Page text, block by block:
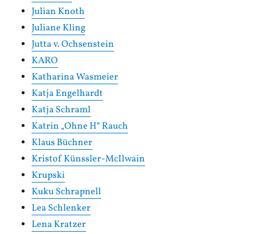
Julian Knoth
Juliane Kling
Jutta v. Ochsenstein
KARO
Katharina Wasmeier
Katja Engelhardt
Katja Schraml
Katrin „Ohne H“ Rauch
Klaus Büchner
Kristof Künssler-McIlwain
Krupski
Kuku Schrapnell
Lea Schlenker
Lena Kratzer